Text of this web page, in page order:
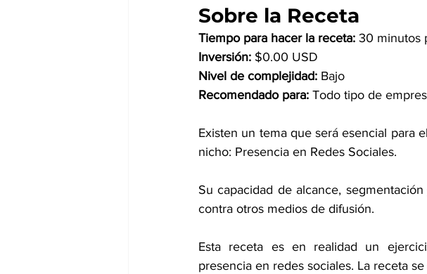
Sobre la Receta
Tiempo para hacer la receta: 30 minutos
Inversión: $0.00 USD
Nivel de complejidad: Bajo
Recomendado para: Todo tipo de
Existen un tema que será esencial para
nicho: Presencia en Redes Sociales.
Su capacidad de alcance,
contra otros medios de difusión.
Esta receta es en realidad un
presencia en redes sociales. La receta